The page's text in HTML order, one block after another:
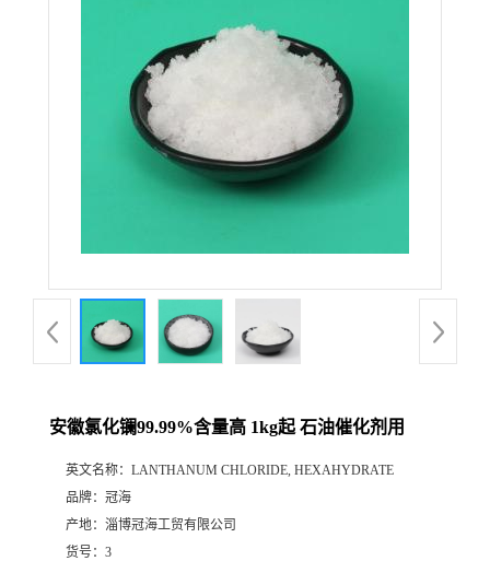
安徽氯化镧99.99%含量高 1kg起 石油催化剂用
英文名称： LANTHANUM CHLORIDE, HEXAHYDRATE
品牌： 冠海
产地： 淄博冠海工贸有限公司
货号： 3